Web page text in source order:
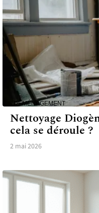
DÉMÉNAGEMENT
Nettoyage
cela se déroule ?
2 mai 2026